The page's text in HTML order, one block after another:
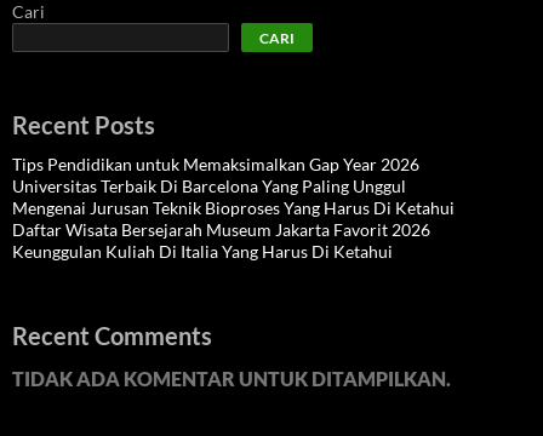
Cari
CARI
Recent Posts
Tips Pendidikan untuk Memaksimalkan Gap Year 2026
Universitas Terbaik Di Barcelona Yang Paling Unggul
Mengenai Jurusan Teknik Bioproses Yang Harus Di Ketahui
Daftar Wisata Bersejarah Museum Jakarta Favorit 2026
Keunggulan Kuliah Di Italia Yang Harus Di Ketahui
Recent Comments
TIDAK ADA KOMENTAR UNTUK DITAMPILKAN.